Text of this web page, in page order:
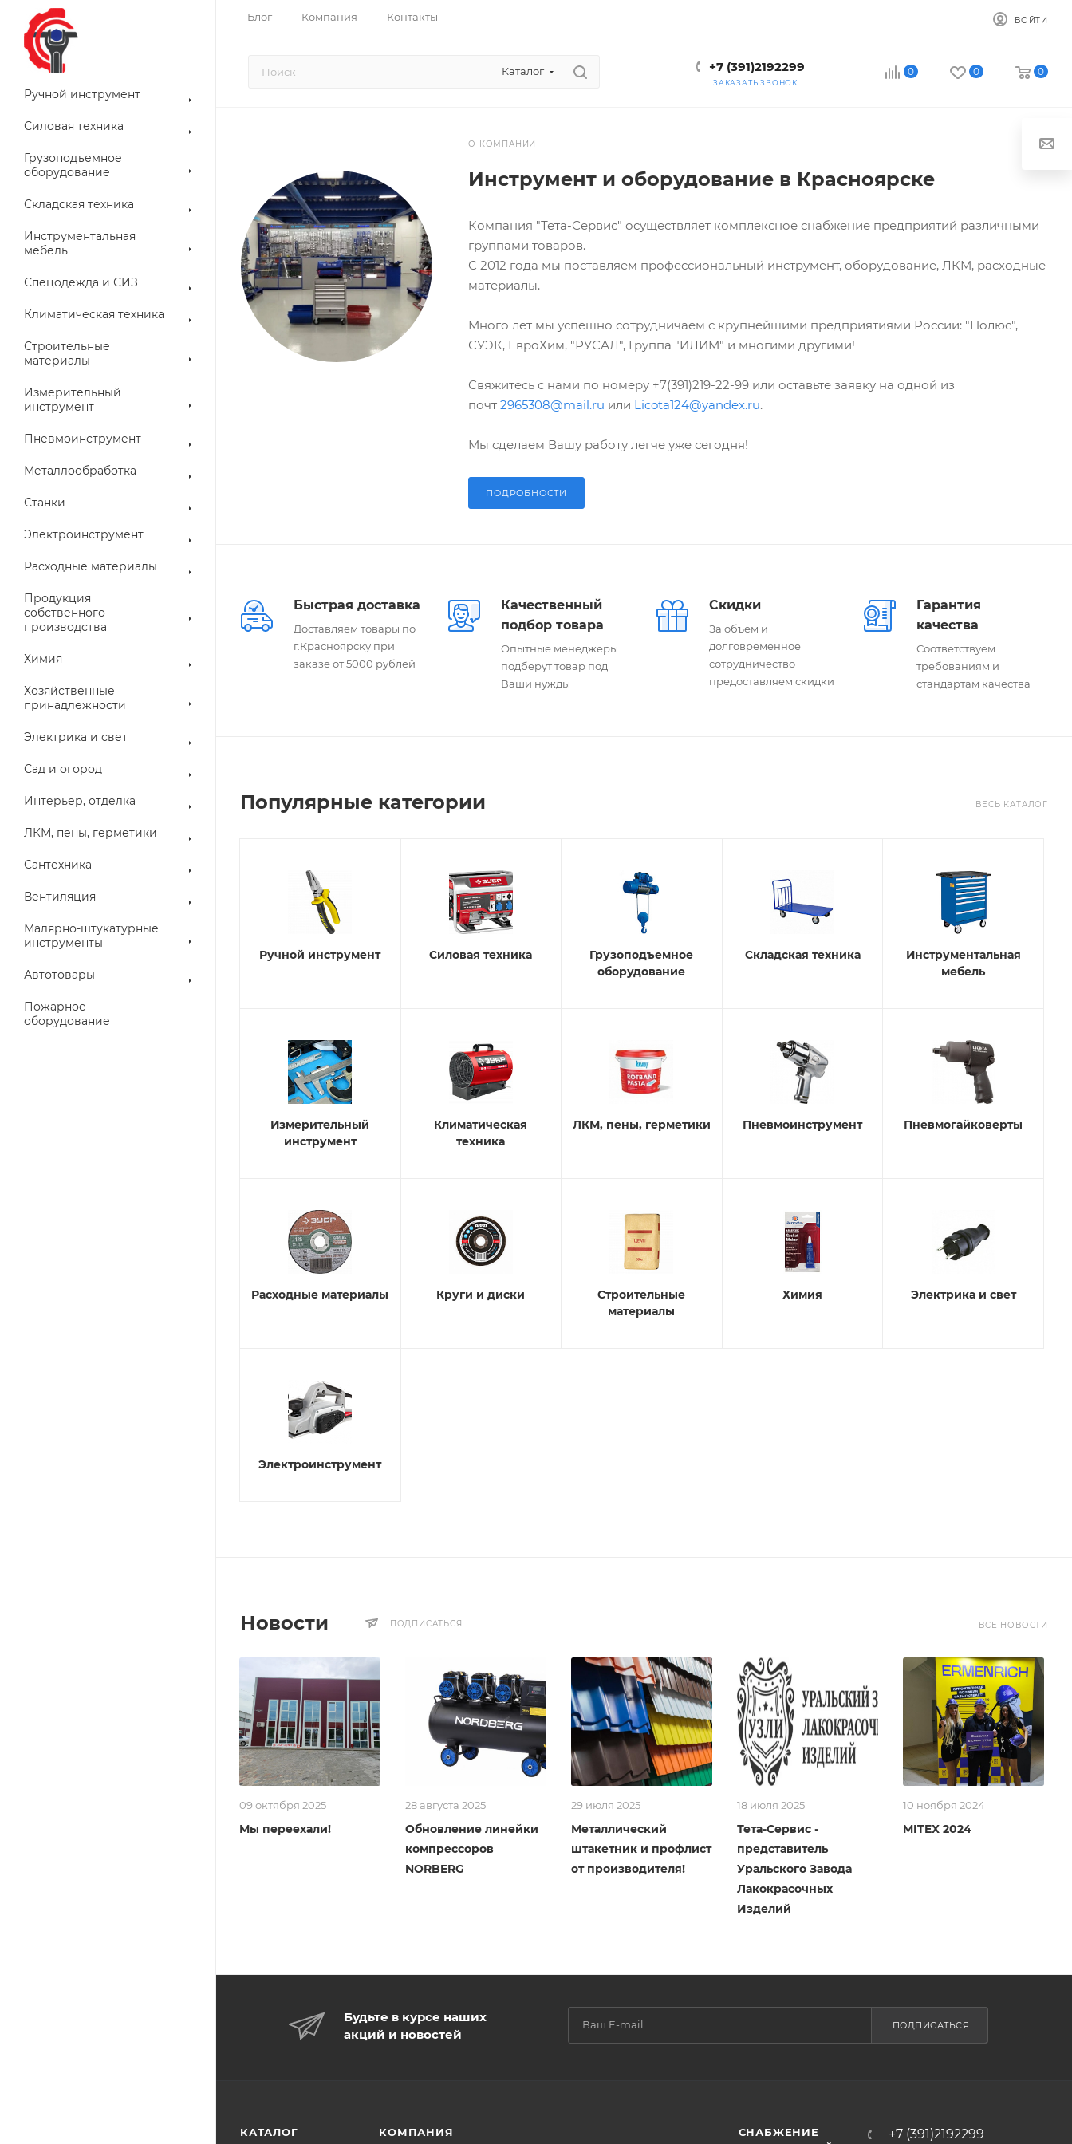
Блог Компания Контакты ВОЙТИ
Каталог +7 (391)2192299
ЗАКАЗАТЬ ЗВОНОК
0 0 0
Ручной инструмент
Силовая техника
Грузоподъемное
оборудование
Складская техника
Инструментальная
мебель
Спецодежда и СИЗ
Климатическая техника
Строительные
материалы
Измерительный
инструмент
Пневмоинструмент
Металлообработка
Станки
Электроинструмент
Расходные материалы
Продукция
собственного
производства
Химия
Хозяйственные
принадлежности
Электрика и свет
Сад и огород
Интерьер, отделка
ЛКМ, пены, герметики
Сантехника
Вентиляция
Малярно-штукатурные
инструменты
Автотовары
Пожарное
оборудование
О КОМПАНИИ
Инструмент и оборудование в Красноярске
Компания "Тета-Сервис" осуществляет комплексное снабжение предприятий различными
группами товаров.
С 2012 года мы поставляем профессиональный инструмент, оборудование, ЛКМ, расходные
материалы.
Много лет мы успешно сотрудничаем с крупнейшими предприятиями России: "Полюс",
СУЭК, ЕвроХим, "РУСАЛ", Группа "ИЛИМ" и многими другими!
Свяжитесь с нами по номеру +7(391)219-22-99 или оставьте заявку на одной из
почт2965308@mail.ru или Licota124@yandex.ru.
Мы сделаем Вашу работу легче уже сегодня!
ПОДРОБНОСТИ
Быстрая доставка
Доставляем товары по
г.Красноярску при
заказе от 5000 рублей
Качественный
подбор товара
Опытные менеджеры
подберут товар под
Ваши нужды
Скидки
За объем и
долговременное
сотрудничество
предоставляем скидки
Гарантия
качества
Соответствуем
требованиям и
стандартам качества
Популярные категории ВЕСЬ КАТАЛОГ
Ручной инструмент Силовая техника
Грузоподъемное
оборудование
Складская техника
Инструментальная
мебель
Измерительный
инструмент
Климатическая
техника
ЛКМ, пены, герметики Пневмоинструмент Пневмогайковерты
Расходные материалы Круги и диски
Строительные
материалы
Химия Электрика и свет
Электроинструмент
Новости ПОДПИСАТЬСЯ ВСЕ НОВОСТИ
09 октября 2025
Мы переехали!
28 августа 2025
Обновление линейки
компрессоров
NORBERG
29 июля 2025
Металлический
штакетник и профлист
от производителя!
18 июля 2025
Тета-Сервис -
представитель
Уральского Завода
Лакокрасочных
Изделий
10 ноября 2024
MITEX 2024
Будьте в курсе наших
акций и новостей
ПОДПИСАТЬСЯ
КАТАЛОГ КОМПАНИЯ
СНАБЖЕНИЕ
+7 (391)2192299